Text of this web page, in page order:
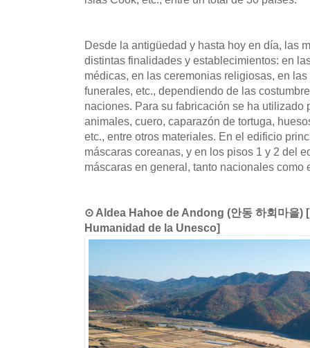
Desde la antigüedad y hasta hoy en día, las
distintas finalidades y establecimientos: en
médicas, en las ceremonias religiosas, en
funerales, etc., dependiendo de las
naciones. Para su fabricación se ha utilizado
animales, cuero, caparazón de tortuga,
etc., entre otros materiales. En el edificio
máscaras coreanas, y en los pisos 1 y 2 del
máscaras en general, tanto nacionales como
⊙ Aldea Hahoe de Andong (안동 하회마을
Humanidad de la Unesco]